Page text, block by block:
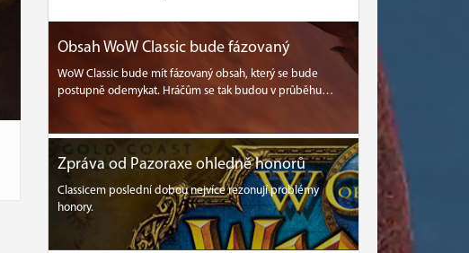
Obsah WoW Classic bude fázovaný
WoW Classic bude mít fázovaný obsah, který se bude
postupně odemykat. Hráčům se tak budou v průběhu…
Zpráva od Pazoraxe ohledně honorů
Classicem poslední dobou nejvíce rezonují problémy
honory.